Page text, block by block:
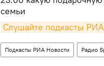
семьи
Слушайте подкасты
Подкасты РИА Новости Радио